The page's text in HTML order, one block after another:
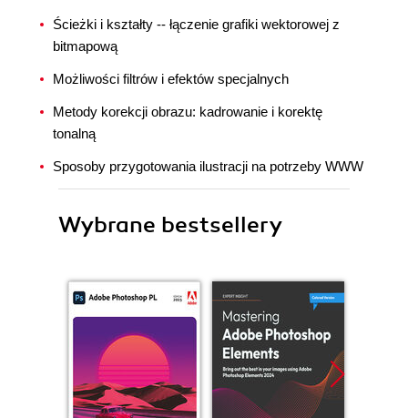
Ścieżki i kształty -- łączenie grafiki wektorowej z
bitmapową
Możliwości filtrów i efektów specjalnych
Metody korekcji obrazu: kadrowanie i korektę
tonalną
Sposoby przygotowania ilustracji na potrzeby WWW
Wybrane bestsellery